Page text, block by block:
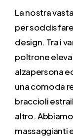
La nostra
per
design. Tra i
poltrone
alzapersona
una comoda
braccioli
altro.
massaggianti